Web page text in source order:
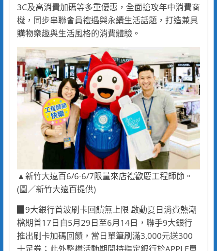
3C及高消費加碼等多重優惠，全面搶攻年中消費商
機，同步串聯會員禮遇與永續生活話題，打造兼具
購物樂趣與生活風格的消費體驗。
▲新竹大遠百6/6-6/7限量來店禮歡慶工程師節。
(圖／新竹大遠百提供)
▉9大銀行首波刷卡回饋無上限 啟動夏日消費熱潮
檔期首17日自5月29日至6月14日，聯手9大銀行
推出刷卡加碼回饋，當日單筆刷滿3,000元送300
十足券；此外整檔活動期間持指定銀行於APPLE單